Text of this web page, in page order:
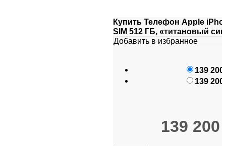
Купить Телефон Apple
SIM 512 ГБ, «титановый
Добавить в избранное
139 200
139 200
139 200